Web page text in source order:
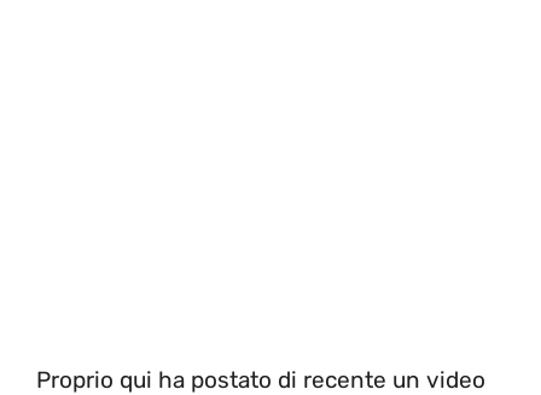
Proprio qui ha postato di recente un video